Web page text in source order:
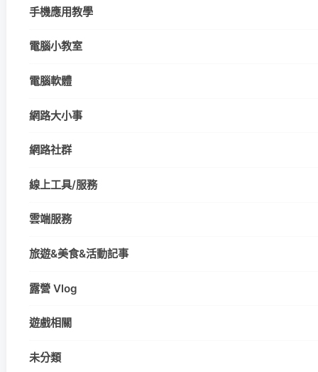
手機應用教學
電腦小教室
電腦軟體
網路大小事
網路社群
線上工具/服務
雲端服務
旅遊&美食&活動記事
露營 Vlog
遊戲相關
未分類